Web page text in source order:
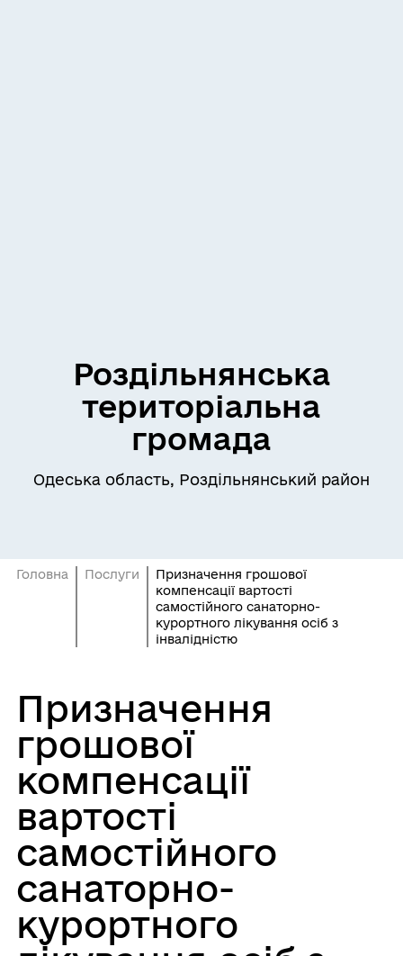
Роздільнянська
територіальна
громада
Одеська область, Роздільнянський район
Головна Послуги
Призначення грошової
компенсації вартості
самостійного санаторно-
курортного лікування осіб з
інвалідністю
Призначення
грошової
компенсації
вартості
самостійного
санаторно-
курортного